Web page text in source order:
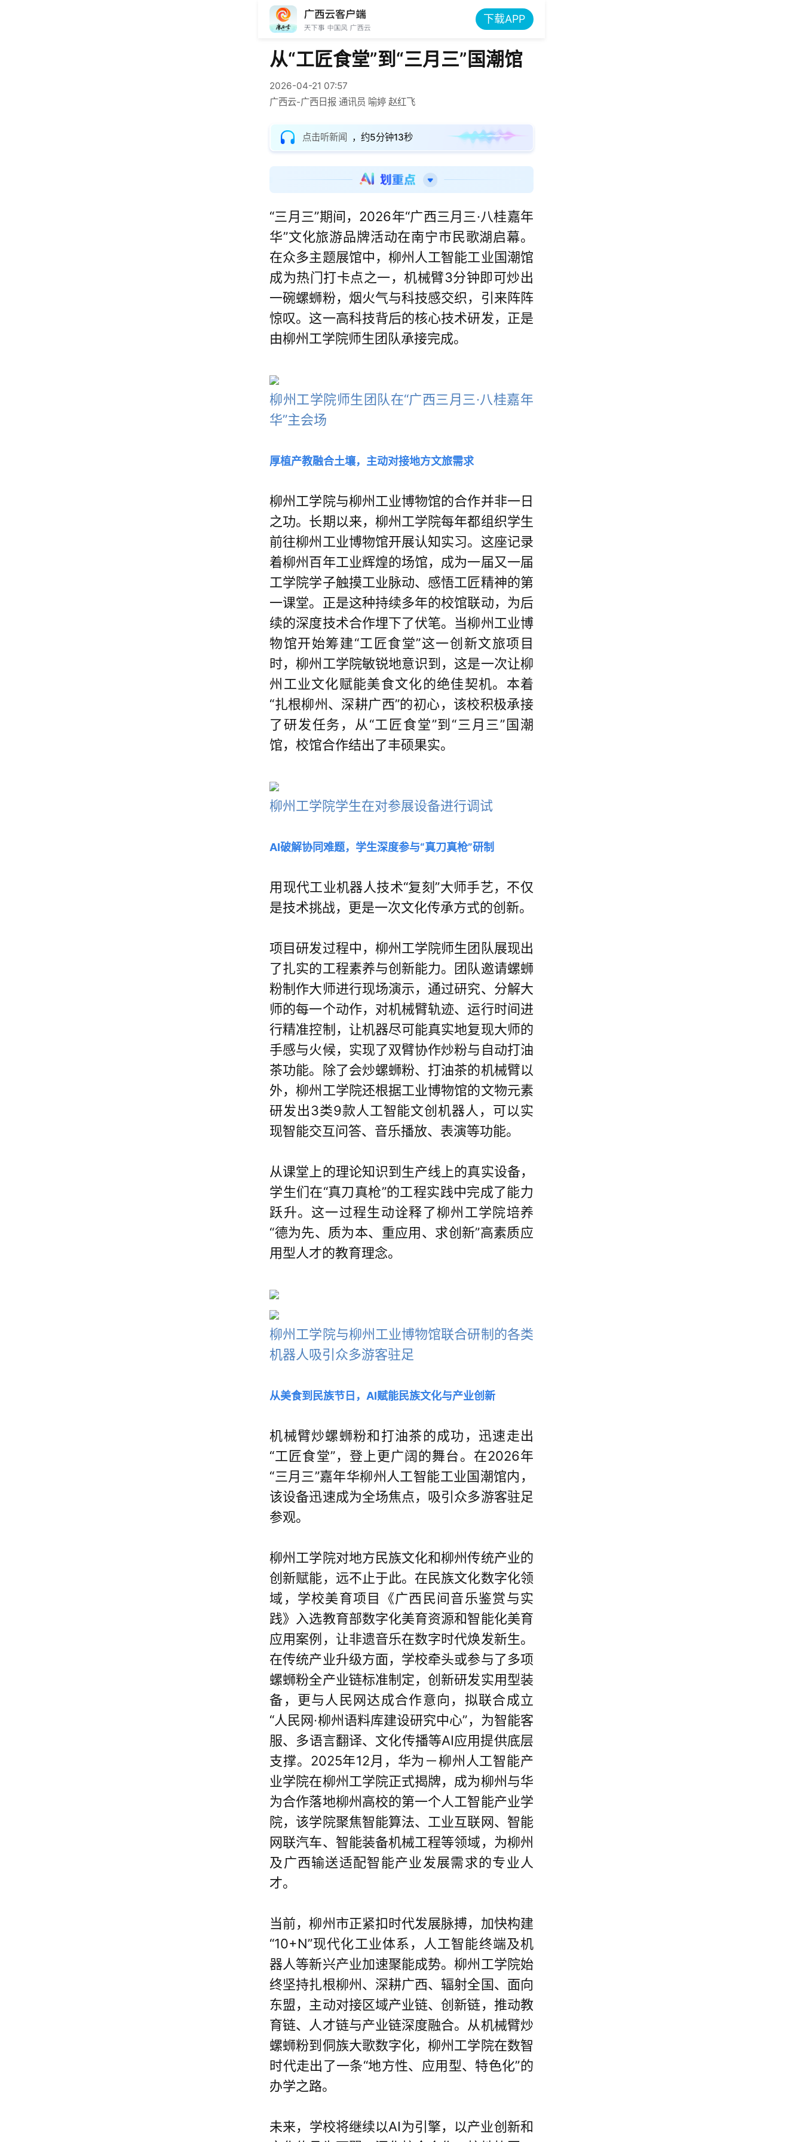
下载APP
从“工匠食堂”到“三月三”国潮馆
2026-04-21 07:57
广西云-广西日报 通讯员 喻婷 赵红飞
点击听新闻 ，约5分钟13秒
“三月三”期间，2026年“广西三月三·八桂嘉年
华”文化旅游品牌活动在南宁市民歌湖启幕。
在众多主题展馆中，柳州人工智能工业国潮馆
成为热门打卡点之一，机械臂3分钟即可炒出
一碗螺蛳粉，烟火气与科技感交织，引来阵阵
惊叹。这一高科技背后的核心技术研发，正是
由柳州工学院师生团队承接完成。
柳州工学院师生团队在“广西三月三·八桂嘉年
华”主会场
厚植产教融合土壤，主动对接地方文旅需求
柳州工学院与柳州工业博物馆的合作并非一日
之功。长期以来，柳州工学院每年都组织学生
前往柳州工业博物馆开展认知实习。这座记录
着柳州百年工业辉煌的场馆，成为一届又一届
工学院学子触摸工业脉动、感悟工匠精神的第
一课堂。正是这种持续多年的校馆联动，为后
续的深度技术合作埋下了伏笔。当柳州工业博
物馆开始筹建“工匠食堂”这一创新文旅项目
时，柳州工学院敏锐地意识到，这是一次让柳
州工业文化赋能美食文化的绝佳契机。本着
“扎根柳州、深耕广西”的初心，该校积极承接
了研发任务，从“工匠食堂”到“三月三”国潮
馆，校馆合作结出了丰硕果实。
柳州工学院学生在对参展设备进行调试
AI破解协同难题，学生深度参与“真刀真枪”研制
用现代工业机器人技术“复刻”大师手艺，不仅
是技术挑战，更是一次文化传承方式的创新。
项目研发过程中，柳州工学院师生团队展现出
了扎实的工程素养与创新能力。团队邀请螺蛳
粉制作大师进行现场演示，通过研究、分解大
师的每一个动作，对机械臂轨迹、运行时间进
行精准控制，让机器尽可能真实地复现大师的
手感与火候，实现了双臂协作炒粉与自动打油
茶功能。除了会炒螺蛳粉、打油茶的机械臂以
外，柳州工学院还根据工业博物馆的文物元素
研发出3类9款人工智能文创机器人，可以实
现智能交互问答、音乐播放、表演等功能。
从课堂上的理论知识到生产线上的真实设备，
学生们在“真刀真枪”的工程实践中完成了能力
跃升。这一过程生动诠释了柳州工学院培养
“德为先、质为本、重应用、求创新”高素质应
用型人才的教育理念。
柳州工学院与柳州工业博物馆联合研制的各类
机器人吸引众多游客驻足
从美食到民族节日，AI赋能民族文化与产业创新
机械臂炒螺蛳粉和打油茶的成功，迅速走出
“工匠食堂”，登上更广阔的舞台。在2026年
“三月三”嘉年华柳州人工智能工业国潮馆内，
该设备迅速成为全场焦点，吸引众多游客驻足
参观。
柳州工学院对地方民族文化和柳州传统产业的
创新赋能，远不止于此。在民族文化数字化领
域，学校美育项目《广西民间音乐鉴赏与实
践》入选教育部数字化美育资源和智能化美育
应用案例，让非遗音乐在数字时代焕发新生。
在传统产业升级方面，学校牵头或参与了多项
螺蛳粉全产业链标准制定，创新研发实用型装
备，更与人民网达成合作意向，拟联合成立
“人民网·柳州语料库建设研究中心”，为智能客
服、多语言翻译、文化传播等AI应用提供底层
支撑。2025年12月，华为－柳州人工智能产
业学院在柳州工学院正式揭牌，成为柳州与华
为合作落地柳州高校的第一个人工智能产业学
院，该学院聚焦智能算法、工业互联网、智能
网联汽车、智能装备机械工程等领域，为柳州
及广西输送适配智能产业发展需求的专业人
才。
当前，柳州市正紧扣时代发展脉搏，加快构建
“10+N”现代化工业体系，人工智能终端及机
器人等新兴产业加速聚能成势。柳州工学院始
终坚持扎根柳州、深耕广西、辐射全国、面向
东盟，主动对接区域产业链、创新链，推动教
育链、人才链与产业链深度融合。从机械臂炒
螺蛳粉到侗族大歌数字化，柳州工学院在数智
时代走出了一条“地方性、应用型、特色化”的
办学之路。
未来，学校将继续以AI为引擎，以产业创新和